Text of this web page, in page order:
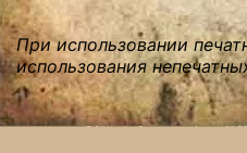
При использовании
использования